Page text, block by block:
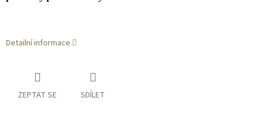
Detailní informace
ZEPTAT SE SDÍLET